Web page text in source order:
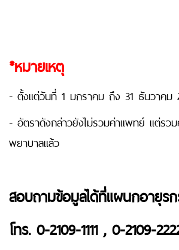
*หมายเหตุ
- ตั้งแต่วันที่ 1 มกราคม ถึง 31 ธันวาคม
- อัตราดังกล่าวยังไม่รวมค่าแพทย์ แต่รวม
พยาบาลแล้ว
สอบถามข้อมูลได้ที่แผนกอายุร
โทร. 0-2109-1111 , 0-2109-